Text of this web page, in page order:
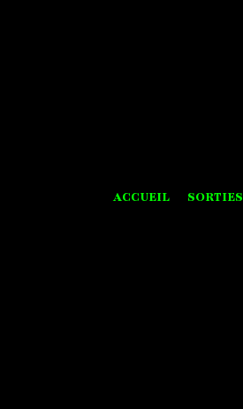
ACCUEIL SORTIES